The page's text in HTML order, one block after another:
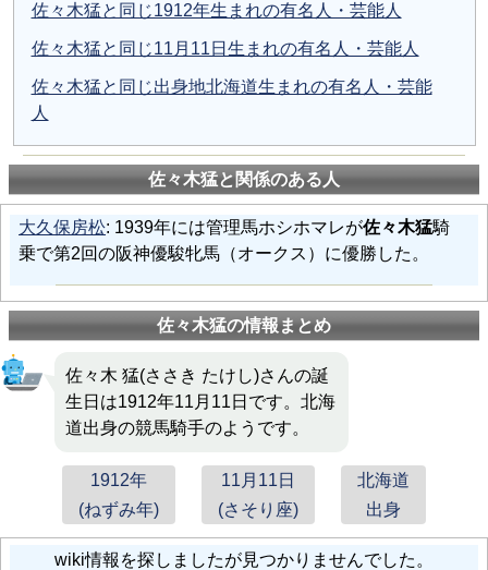
佐々木猛と同じ1912年生まれの有名人・芸能人
佐々木猛と同じ11月11日生まれの有名人・芸能人
佐々木猛と同じ出身地北海道生まれの有名人・芸能
人
佐々木猛と関係のある人
大久保房松: 1939年には管理馬ホシホマレが佐々木猛騎
乗で第2回の阪神優駿牝馬（オークス）に優勝した。
佐々木猛の情報まとめ
佐々木 猛(ささき たけし)さんの誕
生日は1912年11月11日です。北海
道出身の競馬騎手のようです。
1912年
(ねずみ年)
11月11日
(さそり座)
北海道
出身
wiki情報を探しましたが見つかりませんでした。